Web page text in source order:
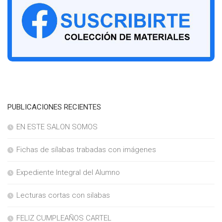
PUBLICACIONES RECIENTES
EN ESTE SALON SOMOS
Fichas de sílabas trabadas con imágenes
Expediente Integral del Alumno
Lecturas cortas con silabas
FELIZ CUMPLEAÑOS CARTEL